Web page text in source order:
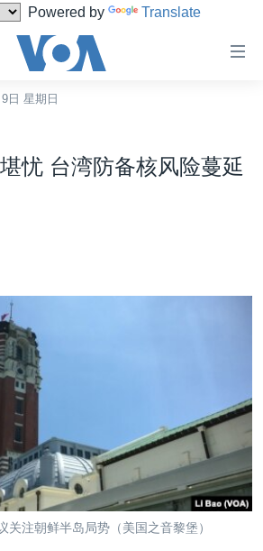
Powered by Translate
日 星期日
忧 台湾防备核风险蔓延
关注朝鲜半岛局势（美国之音黎堡）